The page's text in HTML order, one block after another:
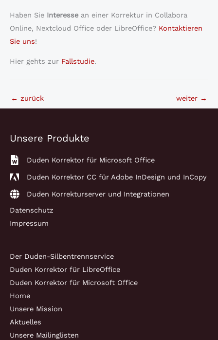
Haben Sie Interesse an einer Korrektur in Collabora
Online, Nextcloud Office oder LibreOffice? Kontaktieren
Sie uns!
Hier gehts zur Fallstudie.
← zurück weiter →
Unsere Produkte
Duden Korrektor für Microsoft Office
Duden Korrektor CC für Adobe InDesign und InCopy
Duden Korrekturserver und Integrationen
Datenschutz
Impressum
Der Duden-Silbentrennservice
Duden Korrektor für LibreOffice
Duden Korrektor für Microsoft Office
Home
Unsere Mission
Aktuelles
Unsere Mailinglisten